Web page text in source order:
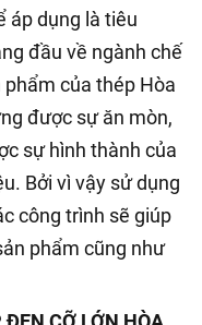
áp dụng là tiêu
đầu về ngành chế
của thép Hòa
được sự ăn mòn,
sự hình thành của
Bởi vì vậy sử dụng
công trình sẽ giúp
phẩm cũng như